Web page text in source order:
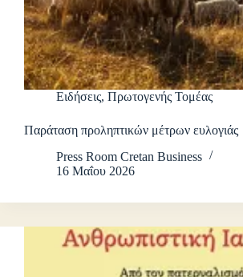
Ειδήσεις, Πρωτογενής Τομέας
Παράταση προληπτικών μέτρων ευλογιάς
Press Room Cretan Business
16 Μαΐου 2026